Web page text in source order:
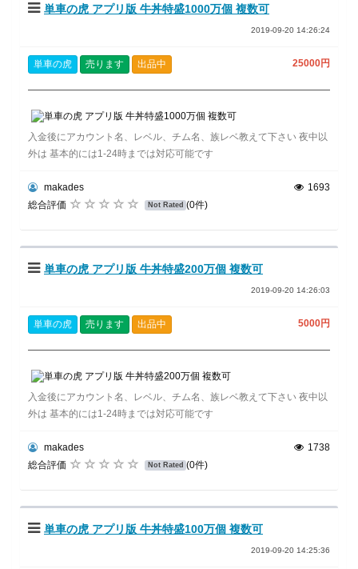
単車の虎 アプリ版 牛丼特盛1000万個 複数可
2019-09-20 14:26:24
単車の虎 売ります 出品中 25000円
入金後にアカウント名、レベル、チム名、族レベ教えて下さい 夜中以
外は 基本的には1-24時までは対応可能です
makades
総合評価
Not Rated (0件)
1693
単車の虎 アプリ版 牛丼特盛200万個 複数可
2019-09-20 14:26:03
単車の虎 売ります 出品中 5000円
入金後にアカウント名、レベル、チム名、族レベ教えて下さい 夜中以
外は 基本的には1-24時までは対応可能です
makades
総合評価
Not Rated (0件)
1738
単車の虎 アプリ版 牛丼特盛100万個 複数可
2019-09-20 14:25:36